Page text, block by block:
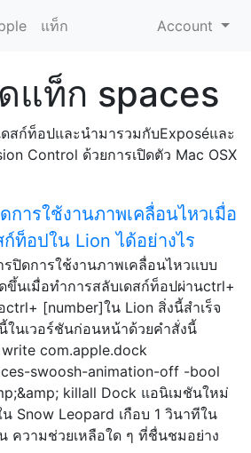
แท็ก Account
แท็ก spaces
ดสก์ท็อปและนำมารวมกับExposéและ
Control ด้วยการเปิดตัว Mac OSX
การใช้งานภาพเคลื่อนไหวเมื่อ
ก์ท็อปใน Lion ได้อย่างไร
ปิดการใช้งานภาพเคลื่อนไหวแบบ
ขึ้นเมื่อทำการสลับเดสก์ท็อปผ่านctrl+
[number]ใน Lion สิ่งนี้สำเร็จ
ในเวอร์ชันก่อนหน้าด้วยคำสั่งนี้
com.apple.dock
swoosh-animation-off -bool
killall Dock แอนิเมชันใหม่
Snow Leopard เกือบ 1 วินาทีใน
ความช่วยเหลือใด ๆ ที่ชื่นชมอย่าง